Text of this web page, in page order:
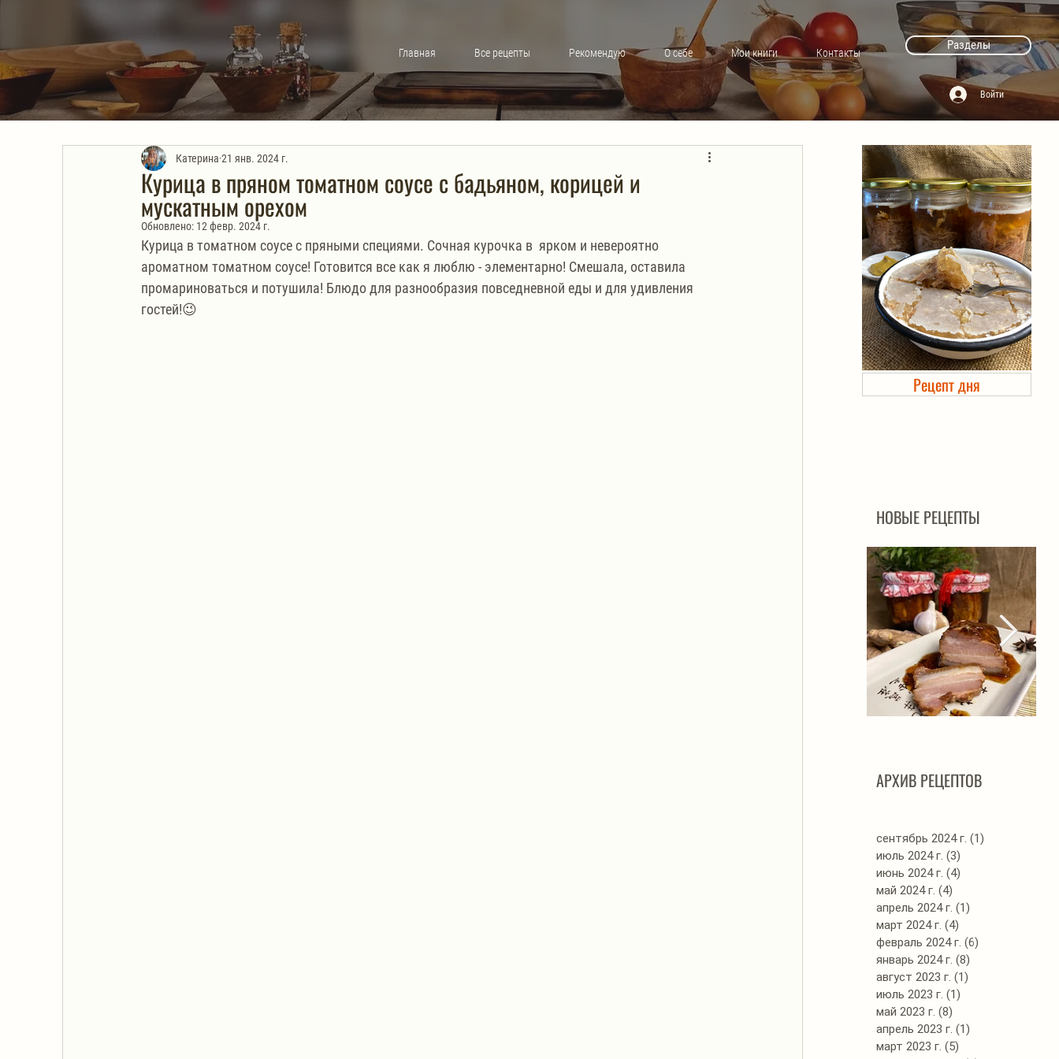
Главная Все рецепты Рекомендую О себе Мои книги Контакты
Разделы
Войти
Курица в пряном томатном соусе с бадьяном, корицей и
мускатным орехом
Катерина 21 янв. 2024 г.
Обновлено: 12 февр. 2024 г.
Курица в томатном соусе с пряными специями. Сочная курочка в  ярком и невероятно
ароматном томатном соусе! Готовится все как я люблю - элементарно! Смешала, оставила
промариноваться и потушила! Блюдо для разнообразия повседневной еды и для удивления
гостей!😉
Холодец в банке. Автоклав
Рецепт дня
НОВЫЕ РЕЦЕПТЫ
соусе
АРХИВ РЕЦЕПТОВ
сентябрь 2024 г. (1)
июль 2024 г. (3)
июнь 2024 г. (4)
май 2024 г. (4)
апрель 2024 г. (1)
март 2024 г. (4)
февраль 2024 г. (6)
январь 2024 г. (8)
август 2023 г. (1)
июль 2023 г. (1)
май 2023 г. (8)
апрель 2023 г. (1)
март 2023 г. (5)